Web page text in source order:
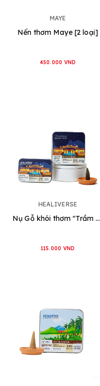
MAYE
Nến thơm Maye [2 loại]
450.000 VND
HEALIVERSE
Nụ Gỗ khói thơm "Trầm nam cổ truyền"
115.000 VND